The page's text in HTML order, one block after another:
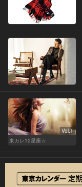
Vol.1
東カレ12星座☆